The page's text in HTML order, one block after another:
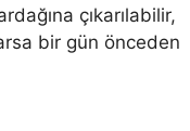
çıkarılabilir,
bir gün önceden